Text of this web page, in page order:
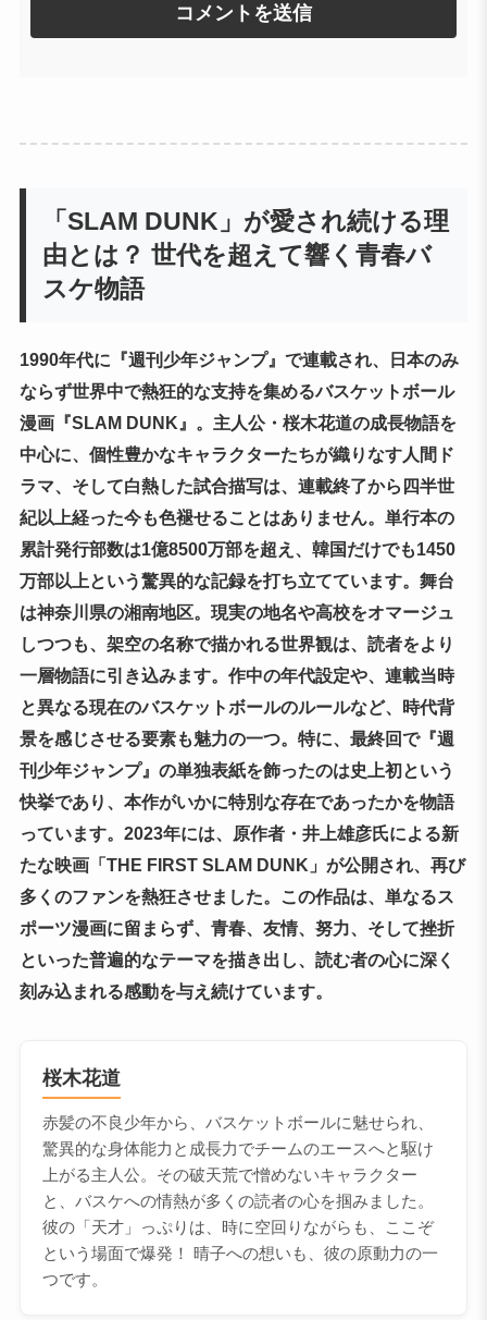
「SLAM DUNK」が愛され続ける理
由とは？ 世代を超えて響く青春バ
スケ物語
1990年代に『週刊少年ジャンプ』で連載され、日本のみ
ならず世界中で熱狂的な支持を集めるバスケットボール
漫画『SLAM DUNK』。主人公・桜木花道の成長物語を
中心に、個性豊かなキャラクターたちが織りなす人間ド
ラマ、そして白熱した試合描写は、連載終了から四半世
紀以上経った今も色褪せることはありません。単行本の
累計発行部数は1億8500万部を超え、韓国だけでも1450
万部以上という驚異的な記録を打ち立てています。舞台
は神奈川県の湘南地区。現実の地名や高校をオマージュ
しつつも、架空の名称で描かれる世界観は、読者をより
一層物語に引き込みます。作中の年代設定や、連載当時
と異なる現在のバスケットボールのルールなど、時代背
景を感じさせる要素も魅力の一つ。特に、最終回で『週
刊少年ジャンプ』の単独表紙を飾ったのは史上初という
快挙であり、本作がいかに特別な存在であったかを物語
っています。2023年には、原作者・井上雄彦氏による新
たな映画「THE FIRST SLAM DUNK」が公開され、再び
多くのファンを熱狂させました。この作品は、単なるス
ポーツ漫画に留まらず、青春、友情、努力、そして挫折
といった普遍的なテーマを描き出し、読む者の心に深く
刻み込まれる感動を与え続けています。
桜木花道
赤髪の不良少年から、バスケットボールに魅せられ、
驚異的な身体能力と成長力でチームのエースへと駆け
上がる主人公。その破天荒で憎めないキャラクター
と、バスケへの情熱が多くの読者の心を掴みました。
彼の「天才」っぷりは、時に空回りながらも、ここぞ
という場面で爆発！ 晴子への想いも、彼の原動力の一
つです。